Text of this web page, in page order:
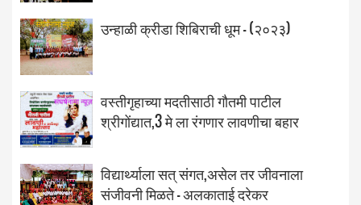
उन्हाळी क्रीडा शिबिराची धूम - (२०२३)
वस्तीगृहाच्या मदतीसाठी गौतमी पाटील
श्रीगोंद्यात,3 मे ला रंगणार लावणीचा बहार
विद्यार्थ्याला सत् संगत,असेल तर जीवनाला
संजीवनी मिळते - अलकाताई दरेकर